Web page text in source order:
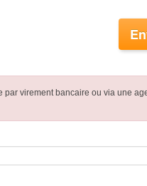
par virement bancaire ou via une